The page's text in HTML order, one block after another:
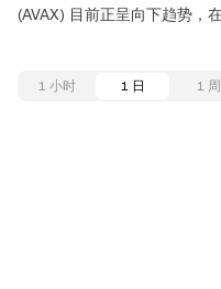
(AVAX) 目前正呈向下趋势，
1 小时 1 日 1 周